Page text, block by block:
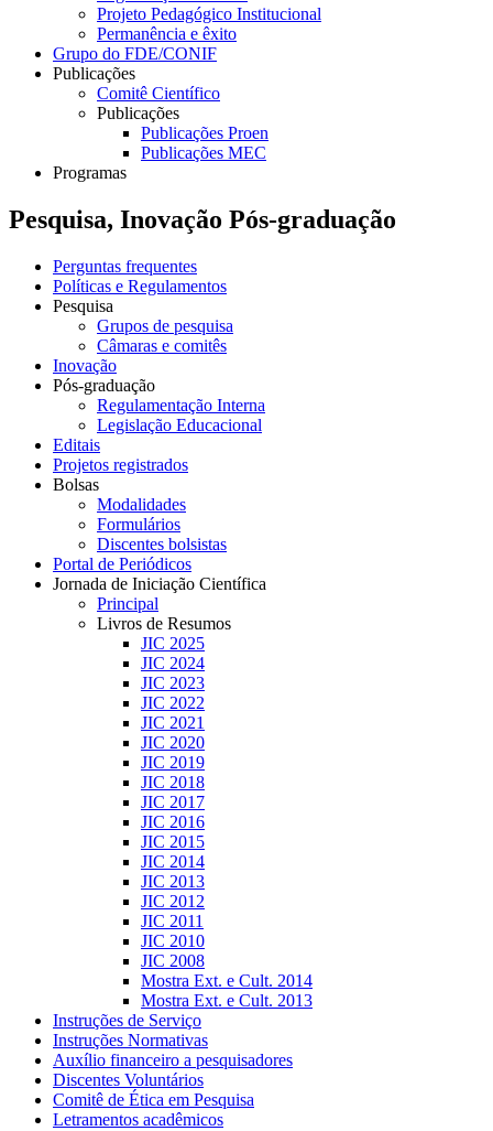
Projeto Pedagógico Institucional
Permanência e êxito
Grupo do FDE/CONIF
Publicações
Comitê Científico
Publicações
Publicações Proen
Publicações MEC
Programas
Pesquisa, Inovação Pós-graduação
Perguntas frequentes
Políticas e Regulamentos
Pesquisa
Grupos de pesquisa
Câmaras e comitês
Inovação
Pós-graduação
Regulamentação Interna
Legislação Educacional
Editais
Projetos registrados
Bolsas
Modalidades
Formulários
Discentes bolsistas
Portal de Periódicos
Jornada de Iniciação Científica
Principal
Livros de Resumos
JIC 2025
JIC 2024
JIC 2023
JIC 2022
JIC 2021
JIC 2020
JIC 2019
JIC 2018
JIC 2017
JIC 2016
JIC 2015
JIC 2014
JIC 2013
JIC 2012
JIC 2011
JIC 2010
JIC 2008
Mostra Ext. e Cult. 2014
Mostra Ext. e Cult. 2013
Instruções de Serviço
Instruções Normativas
Auxílio financeiro a pesquisadores
Discentes Voluntários
Comitê de Ética em Pesquisa
Letramentos acadêmicos